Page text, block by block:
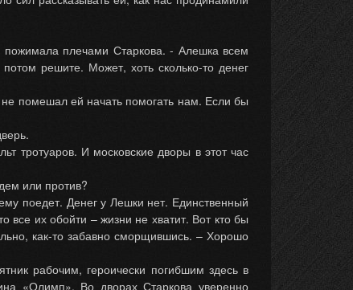
пожимала плечами Старкова. - Алешка всем
решите. Может, хоть сколько-то денег
помешал ей начать помогать нам. Если бы
тротуаров. И московские дворы в этот час
или против?
поедет. Денег у Лешки нет. Единственный
их обойти – жизни не хватит. Вот кто бы
как-то забавно сморщившись. – Хорошо
рабочим, героически погибшим здесь в
«Олимп». Во дворах Старкова уверенно